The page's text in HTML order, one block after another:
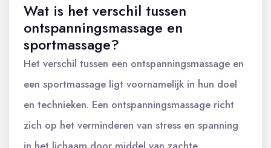
Wat is het verschil tussen
ontspanningsmassage en
sportmassage?
Het verschil tussen een ontspanningsmassage en
een sportmassage ligt voornamelijk in hun doel
en technieken. Een ontspanningsmassage richt
zich op het verminderen van stress en spanning